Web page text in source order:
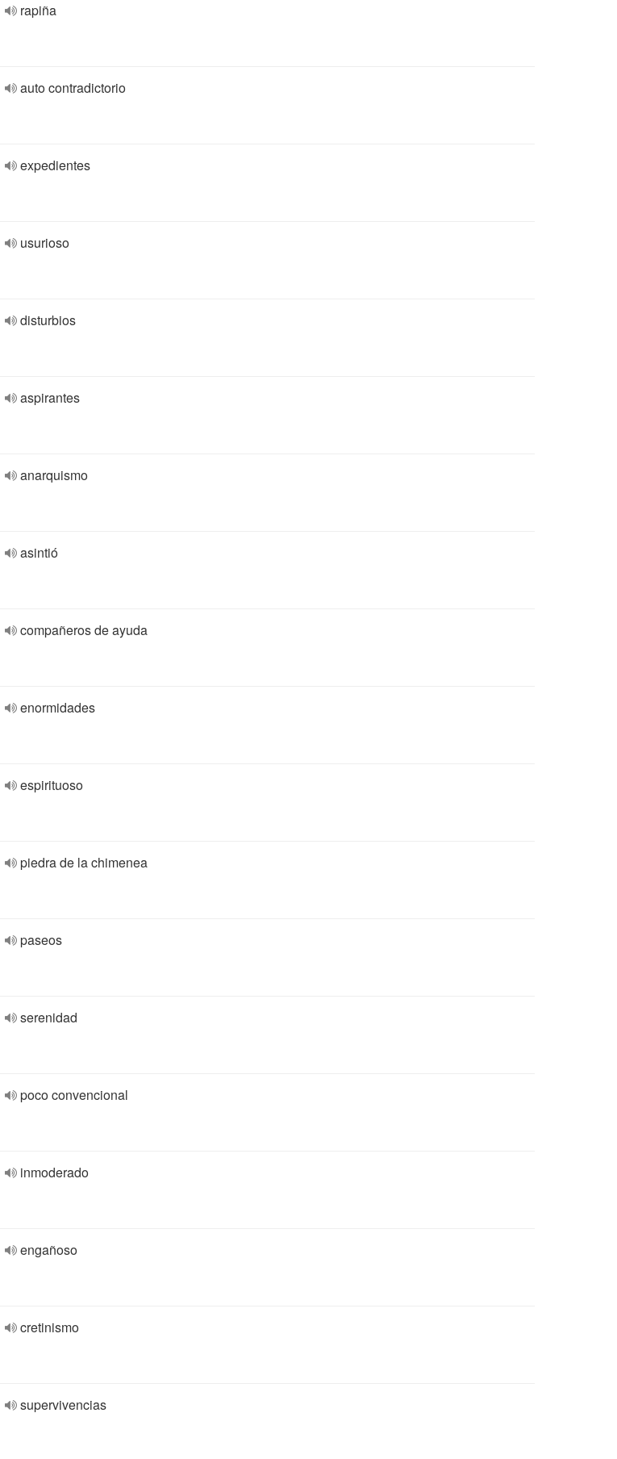
rapiña
auto contradictorio
expedientes
usurioso
disturbios
aspirantes
anarquismo
asintió
compañeros de ayuda
enormidades
espirituoso
piedra de la chimenea
paseos
serenidad
poco convencional
inmoderado
engañoso
cretinismo
supervivencias